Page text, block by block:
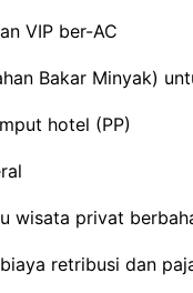
VIP ber-AC
Bakar Minyak)
hotel (PP)
wisata privat
retribusi dan